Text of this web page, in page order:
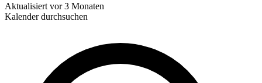
Aktualisiert vor 3 Monaten
Kalender durchsuchen